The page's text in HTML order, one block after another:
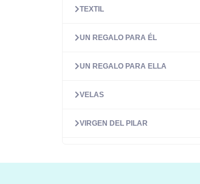
TEXTIL
UN REGALO PARA ÉL
UN REGALO PARA ELLA
VELAS
VIRGEN DEL PILAR